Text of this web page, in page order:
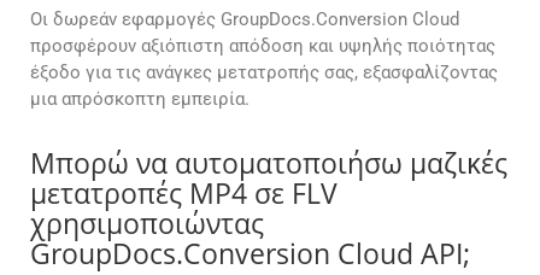
Οι δωρεάν εφαρμογές GroupDocs.Conversion Cloud
προσφέρουν αξιόπιστη απόδοση και υψηλής ποιότητας
έξοδο για τις ανάγκες μετατροπής σας, εξασφαλίζοντας
μια απρόσκοπτη εμπειρία.
Μπορώ να αυτοματοποιήσω μαζικές
μετατροπές MP4 σε FLV
χρησιμοποιώντας
GroupDocs.Conversion Cloud API;